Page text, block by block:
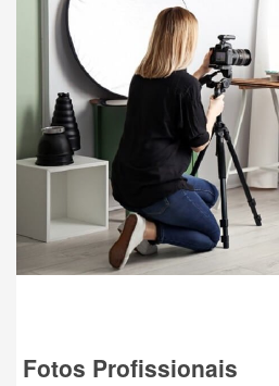
Fotos Profissionais